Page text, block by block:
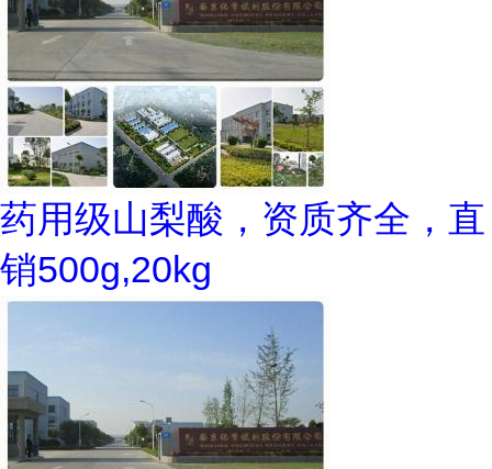
药用级山梨酸，资质齐全，直
销500g,20kg